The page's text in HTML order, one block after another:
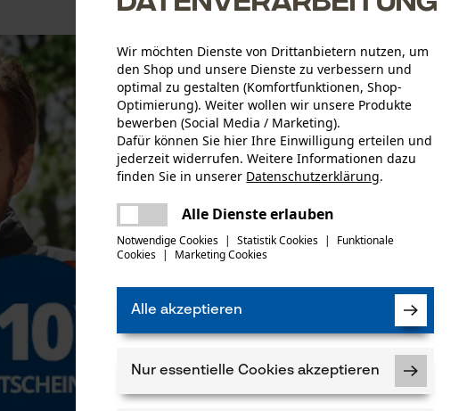
Abonnieren Sie
einverstanden. *
Wenn Sie dem
wir Ihnen
Ihre Daten
die Einwilligung
Newsletter
* Pflichtfeld
Wir möchten Dienste von Drittanbietern nutzen, um
den Shop und unsere Dienste zu verbessern und
optimal zu gestalten (Komfortfunktionen, Shop-
Optimierung). Weiter wollen wir unsere Produkte
bewerben (Social Media / Marketing).
Dafür können Sie hier Ihre Einwilligung erteilen und
jederzeit widerrufen. Weitere Informationen dazu
finden Sie in unserer Datenschutzerklärung.
Alle Dienste erlauben
Notwendige Cookies | Statistik Cookies |
Funktionale
Cookies | Marketing Cookies
Alle akzeptieren
Nur essentielle Cookies akzeptieren
Es ist ein Fehler aufgetreten. Bitte
versuchen Sie es erneut.
teilen
mail